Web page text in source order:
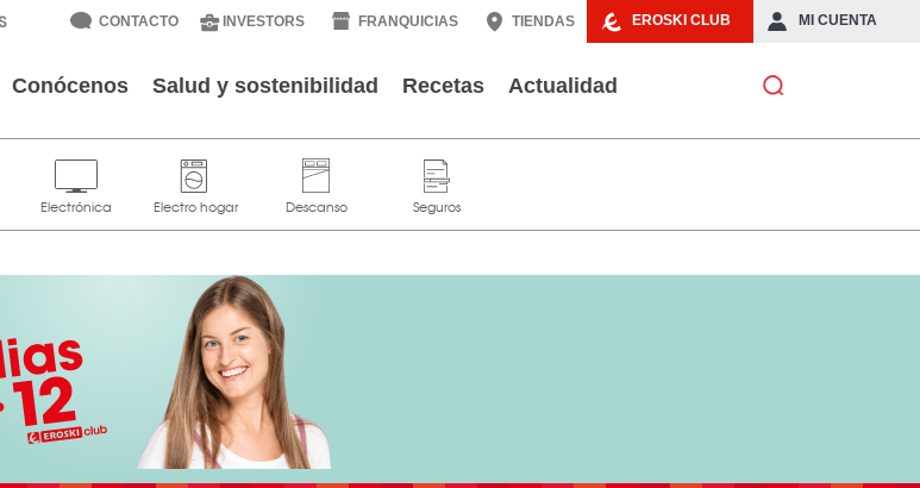
EROSKI CLUB MI CUENTA
CONTACTO INVESTORS FRANQUICIAS TIENDAS
Conócenos Salud y sostenibilidad Recetas Actualidad